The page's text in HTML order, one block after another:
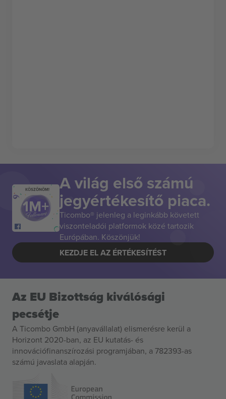
KÖSZÖNÖM! A világ első számú
jegyértékesítő piaca.
Ticombo® jelenleg a leginkább követett
viszonteladói platformok közé tartozik
Európában. Köszönjük!
KEZDJE EL AZ ÉRTÉKESÍTÉST
Az EU Bizottság kiválósági
pecsétje
A Ticombo GmbH (anyavállalat) elismerésre kerül a
Horizont 2020-ban, az EU kutatás- és
innovációfinanszírozási programjában, a 782393-as
számú javaslata alapján.